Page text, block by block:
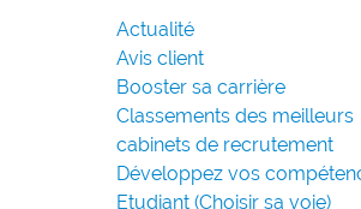
Actualité
Avis client
Booster sa carrière
Classements des meilleurs
cabinets de recrutement
Développez vos
Etudiant (Choisir sa voie)